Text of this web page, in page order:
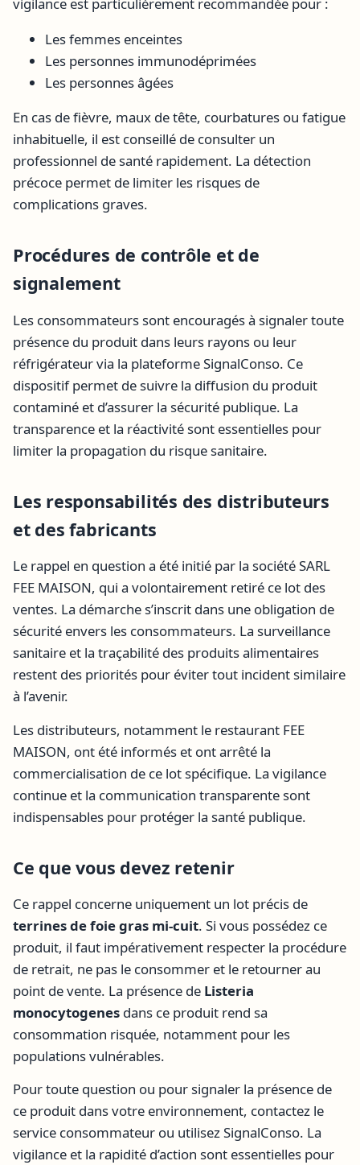
Les femmes enceintes
Les personnes immunodéprimées
Les personnes âgées
En cas de fièvre, maux de tête, courbatures ou fatigue
inhabituelle, il est conseillé de consulter un
professionnel de santé rapidement. La détection
précoce permet de limiter les risques de
complications graves.
Procédures de contrôle et de
signalement
Les consommateurs sont encouragés à signaler toute
présence du produit dans leurs rayons ou leur
réfrigérateur via la plateforme SignalConso. Ce
dispositif permet de suivre la diffusion du produit
contaminé et d’assurer la sécurité publique. La
transparence et la réactivité sont essentielles pour
limiter la propagation du risque sanitaire.
Les responsabilités des distributeurs
et des fabricants
Le rappel en question a été initié par la société SARL
FEE MAISON, qui a volontairement retiré ce lot des
ventes. La démarche s’inscrit dans une obligation de
sécurité envers les consommateurs. La surveillance
sanitaire et la traçabilité des produits alimentaires
restent des priorités pour éviter tout incident similaire
à l’avenir.
Les distributeurs, notamment le restaurant FEE
MAISON, ont été informés et ont arrêté la
commercialisation de ce lot spécifique. La vigilance
continue et la communication transparente sont
indispensables pour protéger la santé publique.
Ce que vous devez retenir
Ce rappel concerne uniquement un lot précis de
terrines de foie gras mi-cuit. Si vous possédez ce
produit, il faut impérativement respecter la procédure
de retrait, ne pas le consommer et le retourner au
point de vente. La présence de Listeria
monocytogenes dans ce produit rend sa
consommation risquée, notamment pour les
populations vulnérables.
Pour toute question ou pour signaler la présence de
ce produit dans votre environnement, contactez le
service consommateur ou utilisez SignalConso. La
vigilance et la rapidité d’action sont essentielles pour